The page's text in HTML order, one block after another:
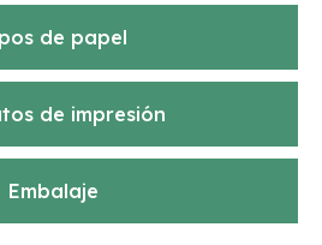
de papel
de impresión
Embalaje